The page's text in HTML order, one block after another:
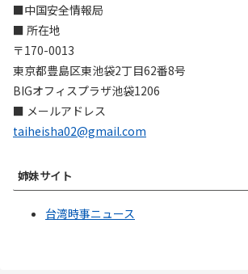
■中国安全情報局
■ 所在地
〒170-0013
東京都豊島区東池袋2丁目62番8号
BIGオフィスプラザ池袋1206
■ メールアドレス
taiheisha02@gmail.com
姉妹サイト
台湾時事ニュース